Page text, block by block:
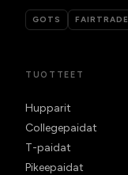
GOTS FAIRTRADE
TUOTTEET
Hupparit
Collegepaidat
T-paidat
Pikeepaidat